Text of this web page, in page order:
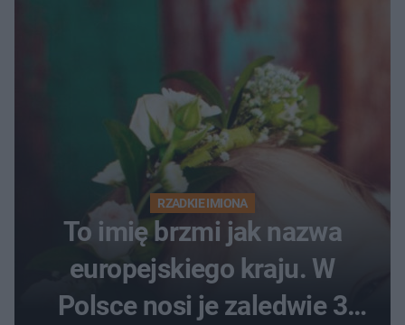
RZADKIE IMIONA
To imię brzmi jak nazwa
europejskiego kraju. W
Polsce nosi je zaledwie 3